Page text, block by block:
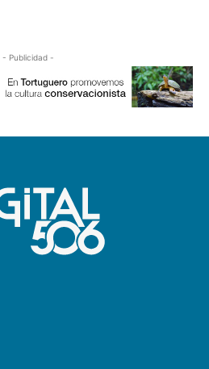
- Publicidad -